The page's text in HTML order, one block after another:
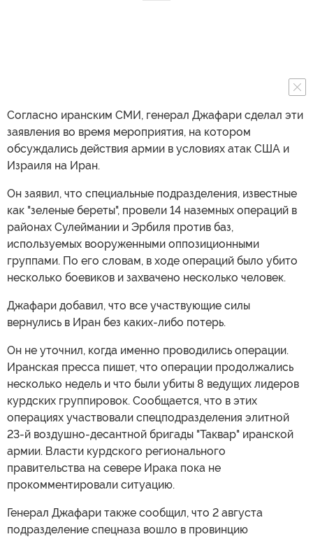
Согласно иранским СМИ, генерал Джафари сделал эти
заявления во время мероприятия, на котором
обсуждались действия армии в условиях атак США и
Израиля на Иран.
Он заявил, что специальные подразделения, известные
как "зеленые береты", провели 14 наземных операций в
районах Сулеймании и Эрбиля против баз,
используемых вооруженными оппозиционными
группами. По его словам, в ходе операций было убито
несколько боевиков и захвачено несколько человек.
Джафари добавил, что все участвующие силы
вернулись в Иран без каких-либо потерь.
Он не уточнил, когда именно проводились операции.
Иранская пресса пишет, что операции продолжались
несколько недель и что были убиты 8 ведущих лидеров
курдских группировок. Сообщается, что в этих
операциях участвовали спецподразделения элитной
23-й воздушно-десантной бригады "Таквар" иранской
армии. Власти курдского регионального
правительства на севере Ирака пока не
прокомментировали ситуацию.
Генерал Джафари также сообщил, что 2 августа
подразделение спецназа вошло в провинцию